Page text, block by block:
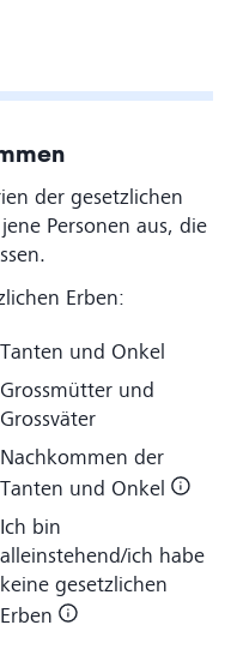
der gesetzlichen
Personen aus, die
Erben:
Tanten und Onkel
Grossmütter und
Grossväter
Nachkommen der
Tanten und Onkel
Ich bin
alleinstehend/ich habe
keine gesetzlichen
Erben